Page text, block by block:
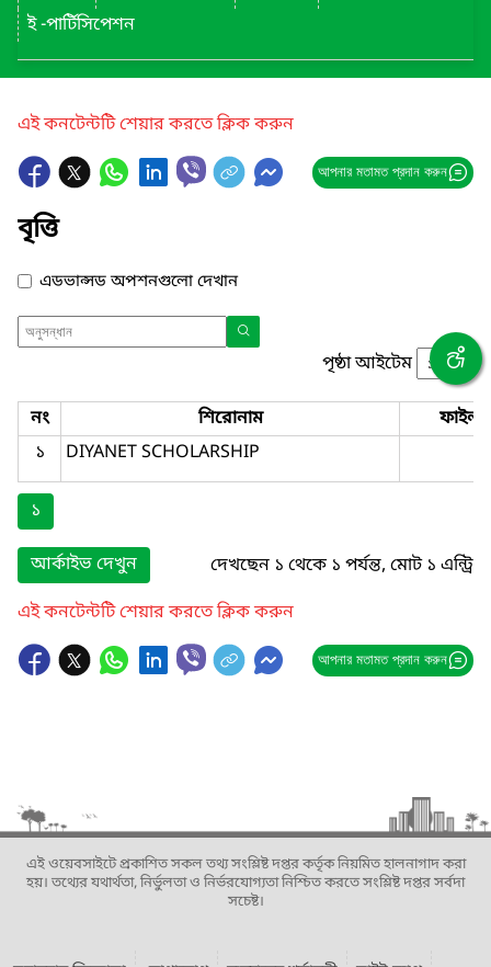
ই -পার্টিসিপেশন
এই কনটেন্টটি শেয়ার করতে ক্লিক করুন
আপনার মতামত প্রদান করুন
বৃত্তি
এডভান্সড অপশনগুলো দেখান
পৃষ্ঠা আইটেম
নং শিরোনাম
ফাইল
১
DIYANET SCHOLARSHIP
১
আর্কাইভ দেখুন
দেখছেন ১ থেকে ১ পর্যন্ত, মোট ১ এন্ট্রি
এই কনটেন্টটি শেয়ার করতে ক্লিক করুন
আপনার মতামত প্রদান করুন
এই ওয়েবসাইটে প্রকাশিত সকল তথ্য সংশ্লিষ্ট দপ্তর কর্তৃক নিয়মিত হালনাগাদ করা
হয়। তথ্যের যথার্থতা, নির্ভুলতা ও নির্ভরযোগ্যতা নিশ্চিত করতে সংশ্লিষ্ট দপ্তর সর্বদা
সচেষ্ট।